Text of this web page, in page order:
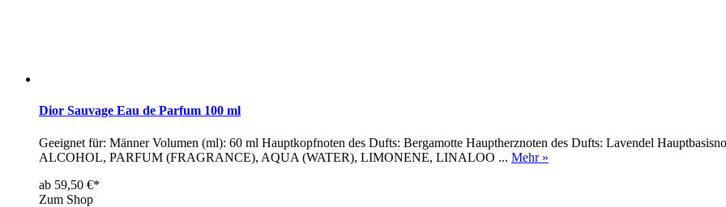
Dior Sauvage Eau de Parfum 100 ml
Geeignet für: Männer Volumen (ml): 60 ml Hauptkopfnoten des Dufts: Bergamotte Hauptherznoten des Dufts: Lavendel
ALCOHOL, PARFUM (FRAGRANCE), AQUA (WATER), LIMONENE, LINALOO ... Mehr »
ab 59,50 €*
Zum Shop